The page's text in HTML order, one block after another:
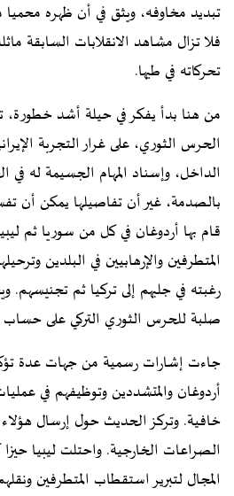
تبديد مخاوفه، ويثق في أن ظهره
فلا تزال مشاهد الانقلابات السابقة
تحركاته في طيها.
من هنا بدأ يفكر في حيلة أشد خطورة،
الحرس الثوري، على غرار التجربة
الداخل، وإسناد المهام الجسيمة له
بالصدمة، غير أن تفاصيلها يمكن أن
قام بها أردوغان في كل من سوريا ثم
المتطرفين والإرهابيين في البلدين
رغبته في جلبهم إلى تركيا ثم
صلبة للحرس الثوري التركي على
جاءت إشارات رسمية من جهات عدة
أردوغان والمتشددين وتوظيفهم في
خافية. وتركز الحديث حول إرسال
الصراعات الخارجية. واحتلت ليبيا
المجال لتبرير استقطاب المتطرفين